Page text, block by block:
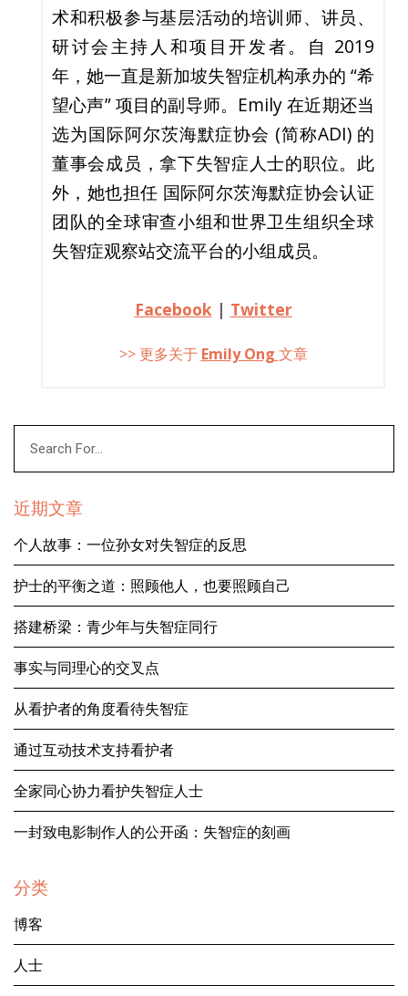
术和积极参与基层活动的培训师、讲员、
研讨会主持人和项目开发者。自 2019
年，她一直是新加坡失智症机构承办的 “希
望心声” 项目的副导师。Emily 在近期还当
选为国际阿尔茨海默症协会 (简称ADI) 的
董事会成员，拿下失智症人士的职位。此
外，她也担任 国际阿尔茨海默症协会认证
团队的全球审查小组和世界卫生组织全球
失智症观察站交流平台的小组成员。
Facebook | Twitter
>> 更多关于 Emily Ong 文章
近期文章
个人故事：一位孙女对失智症的反思
护士的平衡之道：照顾他人，也要照顾自己
搭建桥梁：青少年与失智症同行
事实与同理心的交叉点
从看护者的角度看待失智症
通过互动技术支持看护者
全家同心协力看护失智症人士
一封致电影制作人的公开函：失智症的刻画
分类
博客
人士